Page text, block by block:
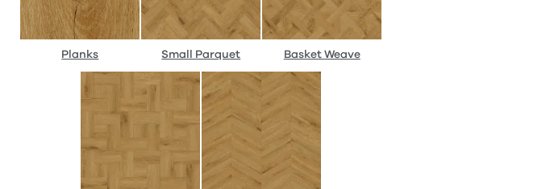
Planks Small Parquet Basket Weave